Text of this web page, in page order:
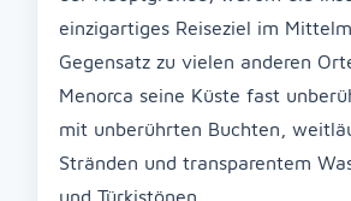
einzigartiges Reiseziel im
Gegensatz zu vielen anderen
Menorca seine Küste fast
mit unberührten Buchten,
Stränden und transparentem
und Türkistönen.